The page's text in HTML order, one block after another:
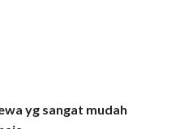
yg sangat mudah